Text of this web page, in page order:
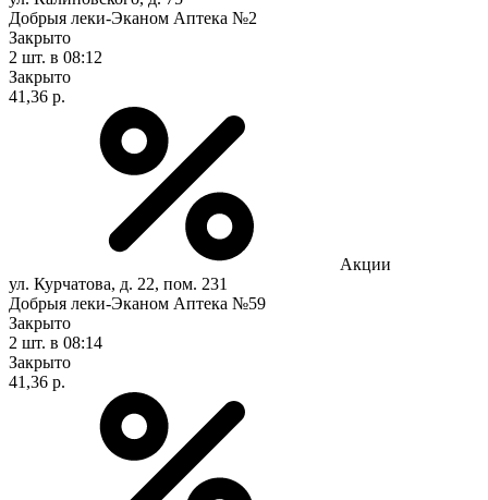
Добрыя леки-Эканом Аптека №2
Закрыто
2 шт. в 08:12
Закрыто
41,36 р.
Акции
ул. Курчатова, д. 22, пом. 231
Добрыя леки-Эканом Аптека №59
Закрыто
2 шт. в 08:14
Закрыто
41,36 р.